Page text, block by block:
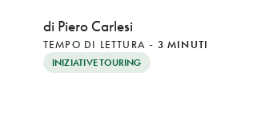
di Piero Carlesi
TEMPO DI LETTURA - 3 MINUTI
INIZIATIVE TOURING